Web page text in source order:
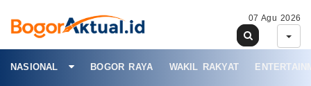
07 Agu 2026
NASIONAL BOGOR RAYA WAKIL RAKYAT